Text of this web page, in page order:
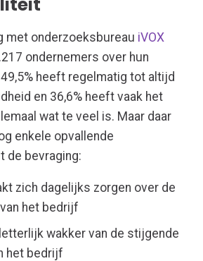
met onderzoeksbureau iVOX
ondernemers over hun
heeft regelmatig tot altijd
en 36,6% heeft vaak het
wat te veel is. Maar daar
enkele opvallende
de bevraging:
zich dagelijks zorgen over de
het bedrijf
wakker van de stijgende
het bedrijf